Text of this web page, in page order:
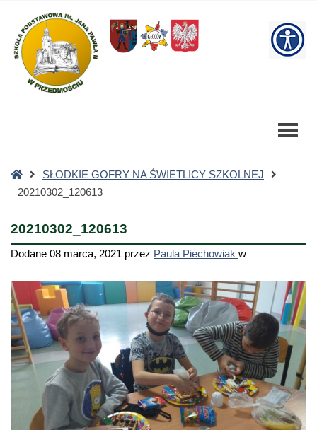
Szkoła
Podstawowa
Strona
główna
SŁODKIE GOFRY NA ŚWIETLICY SZKOLNEJ
20210302_120613
20210302_120613
Dodane 08 marca, 2021 przez Paula Piechowiak w